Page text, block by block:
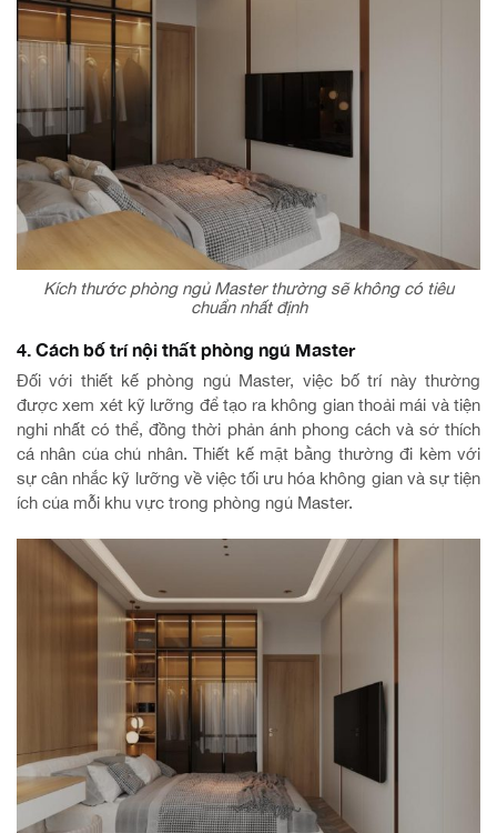
Kích thước phòng ngủ Master thường sẽ không có tiêu
chuẩn nhất định
4. Cách bố trí nội thất phòng ngủ Master
Đối với thiết kế phòng ngủ Master, việc bố trí này thường
được xem xét kỹ lưỡng để tạo ra không gian thoải mái và tiện
nghi nhất có thể, đồng thời phản ánh phong cách và sở thích
cá nhân của chủ nhân. Thiết kế mặt bằng thường đi kèm với
sự cân nhắc kỹ lưỡng về việc tối ưu hóa không gian và sự tiện
ích của mỗi khu vực trong phòng ngủ Master.